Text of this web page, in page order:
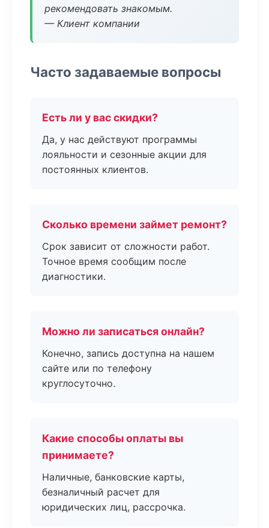
рекомендовать знакомым.
— Клиент компании
Часто задаваемые вопросы
Есть ли у вас скидки?
Да, у нас действуют программы
лояльности и сезонные акции для
постоянных клиентов.
Сколько времени займет ремонт?
Срок зависит от сложности работ.
Точное время сообщим после
диагностики.
Можно ли записаться онлайн?
Конечно, запись доступна на нашем
сайте или по телефону
круглосуточно.
Какие способы оплаты вы
принимаете?
Наличные, банковские карты,
безналичный расчет для
юридических лиц, рассрочка.